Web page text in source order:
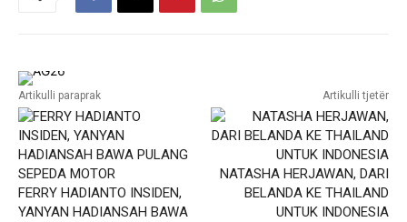
Artikulli paraprak
FERRY HADIANTO INSIDEN,
YANYAN HADIANSAH BAWA
Artikulli tjetër
NATASHA HERJAWAN, DARI
BELANDA KE THAILAND
UNTUK INDONESIA